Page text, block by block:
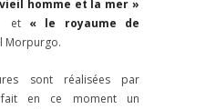
homme et la mer »
et « le royaume de
Morpurgo.
sont réalisées par
en ce moment un